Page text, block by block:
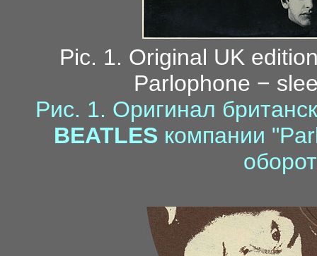
Pic. 1. Original UK
Parlophone −
Рис. 1. Оригинал
BEATLES компании